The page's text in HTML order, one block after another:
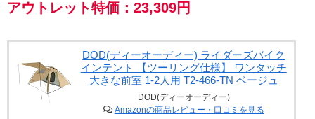
アウトレット特価：23,309円
DOD(ディーオーディー) ライダーズバイク
インテント 【ツーリング仕様】 ワンタッチ
大きな前室 1-2人用 T2-466-TN ベージュ
DOD(ディーオーディー)
Amazonの商品レビュー・口コミを見る